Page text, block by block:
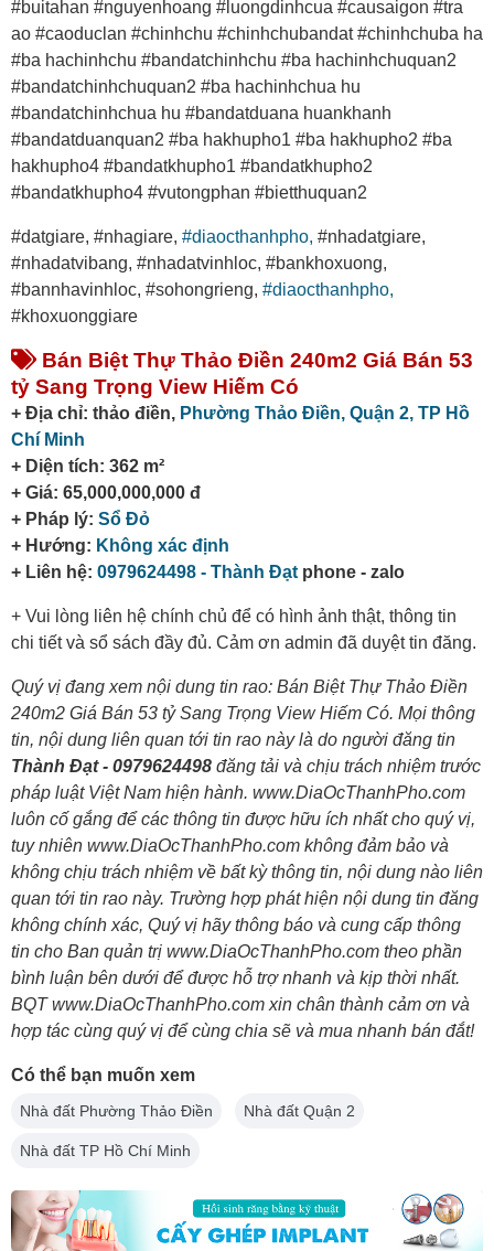
#buitahan #nguyenhoang #luongdinhcua #causaigon #tra
ao #caoduclan #chinhchu #chinhchubandat #chinhchuba ha
#ba hachinhchu #bandatchinhchu #ba hachinhchuquan2
#bandatchinhchuquan2 #ba hachinhchua hu
#bandatchinhchua hu #bandatduana huankhanh
#bandatduanquan2 #ba hakhupho1 #ba hakhupho2 #ba
hakhupho4 #bandatkhupho1 #bandatkhupho2
#bandatkhupho4 #vutongphan #bietthuquan2
#datgiare, #nhagiare, #diaocthanhpho, #nhadatgiare,
#nhadatvibang, #nhadatvinhloc, #bankhoxuong,
#bannhavinhloc, #sohongrieng, #diaocthanhpho,
#khoxuonggiare
Bán Biệt Thự Thảo Điền 240m2 Giá Bán 53
tỷ Sang Trọng View Hiếm Có
+ Địa chỉ: thảo điền, Phường Thảo Điền, Quận 2, TP Hồ
Chí Minh
+ Diện tích: 362 m²
+ Giá: 65,000,000,000 đ
+ Pháp lý: Sổ Đỏ
+ Hướng: Không xác định
+ Liên hệ: 0979624498 - Thành Đạt phone - zalo
+ Vui lòng liên hệ chính chủ để có hình ảnh thật, thông tin
chi tiết và sổ sách đầy đủ. Cảm ơn admin đã duyệt tin đăng.
Quý vị đang xem nội dung tin rao: Bán Biệt Thự Thảo Điền
240m2 Giá Bán 53 tỷ Sang Trọng View Hiếm Có. Mọi thông
tin, nội dung liên quan tới tin rao này là do người đăng tin
Thành Đạt - 0979624498 đăng tải và chịu trách nhiệm trước
pháp luật Việt Nam hiện hành. www.DiaOcThanhPho.com
luôn cố gắng để các thông tin được hữu ích nhất cho quý vị,
tuy nhiên www.DiaOcThanhPho.com không đảm bảo và
không chịu trách nhiệm về bất kỳ thông tin, nội dung nào liên
quan tới tin rao này. Trường hợp phát hiện nội dung tin đăng
không chính xác, Quý vị hãy thông báo và cung cấp thông
tin cho Ban quản trị www.DiaOcThanhPho.com theo phần
bình luận bên dưới để được hỗ trợ nhanh và kịp thời nhất.
BQT www.DiaOcThanhPho.com xin chân thành cảm ơn và
hợp tác cùng quý vị để cùng chia sẽ và mua nhanh bán đắt!
Có thể bạn muốn xem
Nhà đất Phường Thảo Điền Nhà đất Quận 2
Nhà đất TP Hồ Chí Minh